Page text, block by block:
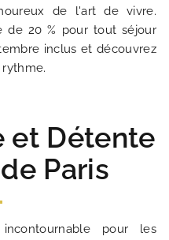
de l'art de vivre.
de 20 % pour tout séjour
inclus et découvrez
et Détente
Paris
pour les